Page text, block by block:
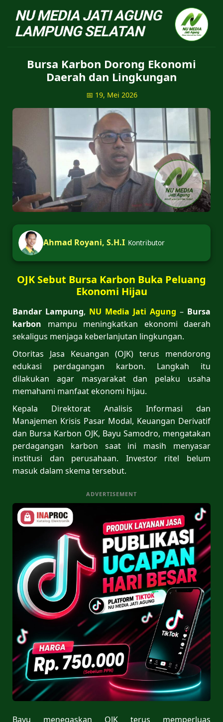
NU Jatiagung - Situs
Bursa Karbon Dorong Ekonomi
Daerah dan Lingkungan
📅 19, Mei 2026
Ahmad Royani, S.H.I Kontributor
OJK Sebut Bursa Karbon Buka Peluang
Ekonomi Hijau
Bandar Lampung, NU Media Jati Agung – Bursa
karbon mampu meningkatkan ekonomi daerah
sekaligus menjaga keberlanjutan lingkungan.
Otoritas Jasa Keuangan (OJK) terus mendorong
edukasi perdagangan karbon. Langkah itu
dilakukan agar masyarakat dan pelaku usaha
memahami manfaat ekonomi hijau.
Kepala Direktorat Analisis Informasi dan
Manajemen Krisis Pasar Modal, Keuangan Derivatif
dan Bursa Karbon OJK, Bayu Samodro, mengatakan
perdagangan karbon saat ini masih menyasar
institusi dan perusahaan. Investor ritel belum
masuk dalam skema tersebut.
ADVERTISEMENT
Bayu menegaskan OJK terus memperluas